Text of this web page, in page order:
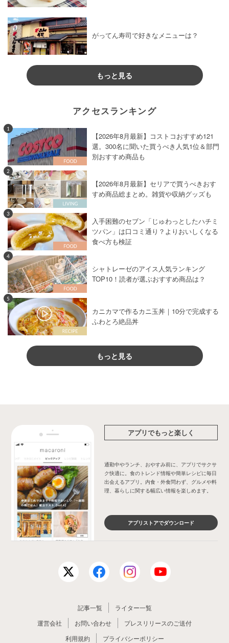
がってん寿司で好きなメニューは？
もっと見る
アクセスランキング
1
【2026年8月最新】コストコおすすめ121
選。300名に聞いた買うべき人気1位＆部門
別おすすめ商品も
2
【2026年8月最新】セリアで買うべきおす
すめ商品総まとめ。雑貨や収納グッズも
3
入手困難のセブン「じゅわっとしたハチミ
ツパン」は口コミ通り？よりおいしくなる
食べ方も検証
4
シャトレーゼのアイス人気ランキング
TOP10！読者が選ぶおすすめ商品は？
5
カニカマで作るカニ玉丼｜10分で完成する
ふわとろ絶品丼
もっと見る
アプリでもっと楽しく
通勤中やランチ、おやすみ前に、アプリでサクサ
ク快適に。食のトレンド情報や簡単レシピに毎日
出会えるアプリ。内食・外食問わず、グルメや料
理、暮らしに関する幅広い情報を楽しめます。
アプリストアでダウンロード
記事一覧
ライター一覧
運営会社
お問い合わせ
プレスリリースのご送付
利用規約
プライバシーポリシー